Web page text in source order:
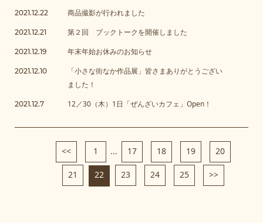
2021.12.22 商品撮影が行われました
2021.12.21 第２回 ブックトークを開催しました
2021.12.19 年末年始お休みのお知らせ
2021.12.10
「小さな街なか作品展」皆さまありがとうござい
ました！
2021.12.7 12／30（木）1日「ぜんざいカフェ」Open！
<< 1 ... 17 18 19 20
21 22 23 24 25 >>